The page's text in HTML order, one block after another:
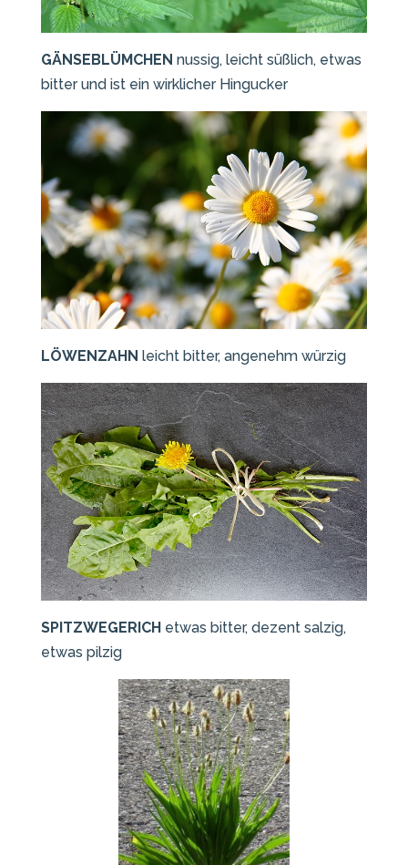
GÄNSEBLÜMCHEN nussig, leicht süßlich, etwas
bitter und ist ein wirklicher Hingucker
LÖWENZAHN leicht bitter, angenehm würzig
SPITZWEGERICHetwas bitter, dezent salzig,
etwas pilzig